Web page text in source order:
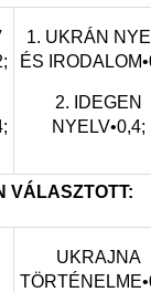
1. UKRÁN
ÉS
2. IDEGEN
NYELV•0,4;
VÁLASZTOTT:
UKRAJNA